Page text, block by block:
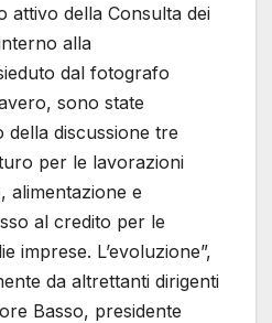
attivo della Consulta dei
alla
dal fotografo
sono state
discussione tre
per le lavorazioni
alimentazione e
al credito per le
imprese. L’evoluzione”,
da altrettanti dirigenti
Basso, presidente